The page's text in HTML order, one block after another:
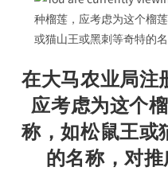
在大马农业局注
应考虑为这个
称，如松鼠王或
的名称，对